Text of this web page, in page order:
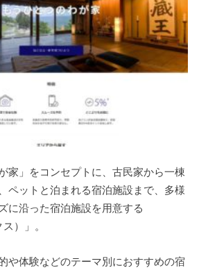
家」をコンセプトに、古民家から一棟
ペットと泊まれる宿泊施設まで、多様
に沿った宿泊施設を用意する
）」。
や体験などのテーマ別におすすめの宿